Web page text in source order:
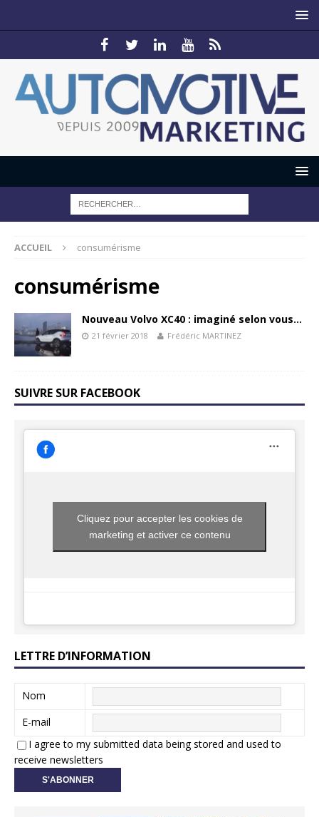
ACCUEIL consumérisme
consumérisme
Nouveau Volvo XC40 : imaginé selon vous…
21 février 2018 Frédéric MARTINEZ
SUIVRE SUR FACEBOOK
Cliquez pour accepter les cookies de
marketing et activer ce contenu
LETTRE D’INFORMATION
Nom
E-mail
I agree to my submitted data being stored and used to
receive newsletters